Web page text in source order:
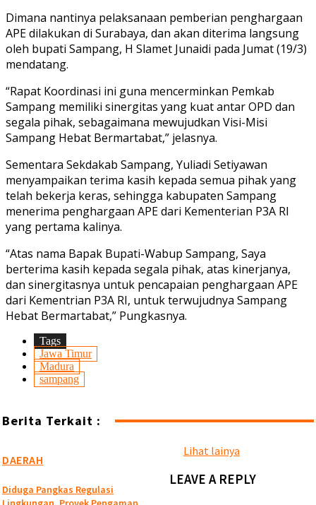
Dimana nantinya pelaksanaan pemberian penghargaan
APE dilakukan di Surabaya, dan akan diterima langsung
oleh bupati Sampang, H Slamet Junaidi pada Jumat (19/3)
mendatang.
“Rapat Koordinasi ini guna mencerminkan Pemkab
Sampang memiliki sinergitas yang kuat antar OPD dan
segala pihak, sebagaimana mewujudkan Visi-Misi
Sampang Hebat Bermartabat,” jelasnya.
Sementara Sekdakab Sampang, Yuliadi Setiyawan
menyampaikan terima kasih kepada semua pihak yang
telah bekerja keras, sehingga kabupaten Sampang
menerima penghargaan APE dari Kementerian P3A RI
yang pertama kalinya.
“Atas nama Bapak Bupati-Wabup Sampang, Saya
berterima kasih kepada segala pihak, atas kinerjanya,
dan sinergitasnya untuk pencapaian penghargaan APE
dari Kementrian P3A RI, untuk terwujudnya Sampang
Hebat Bermartabat,” Pungkasnya.
Tags
Jawa Timur
Madura
sampang
Berita Terkait :
DAERAH
Diduga Pangkas Regulasi
Lihat lainya
LEAVE A REPLY